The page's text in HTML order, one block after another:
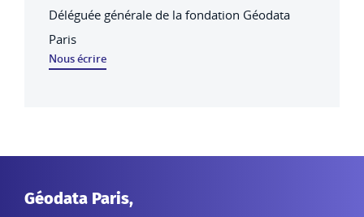
Déléguée générale de la fondation Géodata
Paris
Nous écrire
Géodata Paris,